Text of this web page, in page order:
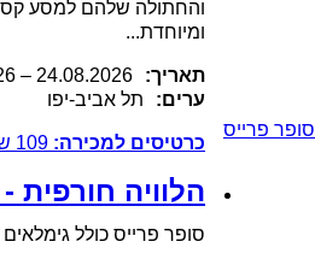
סופר פרייס
והחתולה שלהם למסע
ומיוחדת...
תאריך: 24.08.2026
–
ערים:
תל אביב-יפו
כרטיסים למכירה: 109
הלוויה חורפית
סופר פרייס כולל גימלאים